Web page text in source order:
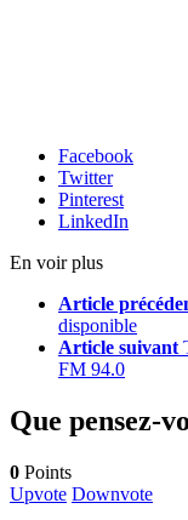
Facebook
Twitter
Pinterest
LinkedIn
En voir plus
Article
disponible
Article suivant
FM 94.0
Que pensez-
0 Points
Upvote Downvote